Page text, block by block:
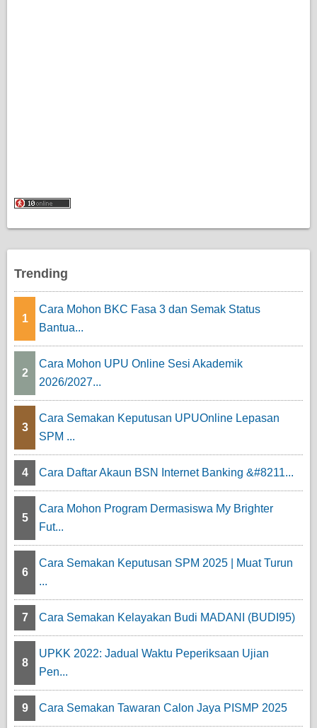
Trending
1
Cara Mohon BKC Fasa 3 dan Semak Status
Bantua...
2
Cara Mohon UPU Online Sesi Akademik
2026/2027...
3
Cara Semakan Keputusan UPUOnline Lepasan
SPM ...
4 Cara Daftar Akaun BSN Internet Banking &#8211...
5
Cara Mohon Program Dermasiswa My Brighter
Fut...
6
Cara Semakan Keputusan SPM 2025 | Muat Turun
...
7 Cara Semakan Kelayakan Budi MADANI (BUDI95)
8
UPKK 2022: Jadual Waktu Peperiksaan Ujian
Pen...
9 Cara Semakan Tawaran Calon Jaya PISMP 2025